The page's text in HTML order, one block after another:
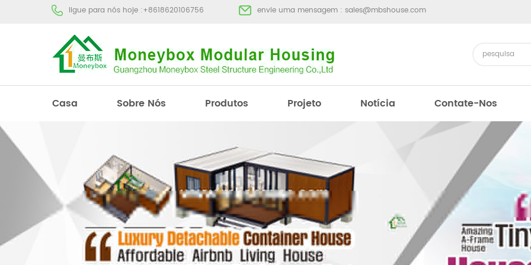
ligue para nós hoje :+8618620106756 envie uma mensagem : sales@mbshouse.com
Casa Sobre Nós Produtos Projeto Notícia Contate-Nos